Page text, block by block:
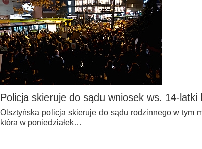
Policja skieruje do sądu wniosek ws. 14-latki
Olsztyńska policja skieruje do sądu rodzinnego w tym
która w poniedziałek…